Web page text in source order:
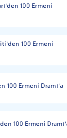
100 Ermeni
100 Ermeni
100 Ermeni Dramı'a
100 Ermeni